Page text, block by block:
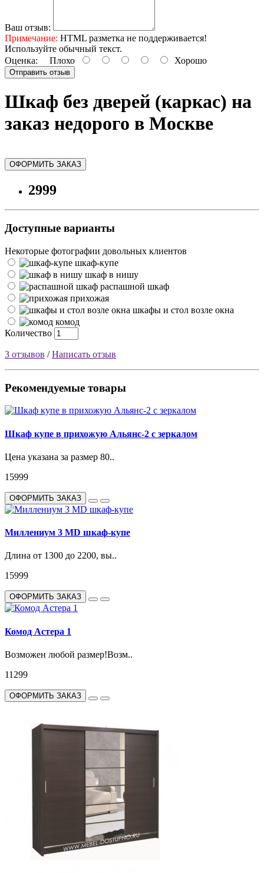
Ваш отзыв:
Примечание: HTML разметка не поддерживается!
Используйте обычный текст.
Оценка: Плохо Хорошо
Отправить отзыв
Шкаф без дверей (каркас) на
заказ недорого в Москве
ОФОРМИТЬ ЗАКАЗ
2999
Доступные варианты
Некоторые фотографии довольных клиентов
шкаф-купе
шкаф в нишу
распашной шкаф
прихожая
шкафы и стол возле окна
комод
Количество
3 отзывов /Написать отзыв
Рекомендуемые товары
Шкаф купе в прихожую Альянс-2 с зеркалом
Цена указана за размер 80..
15999
ОФОРМИТЬ ЗАКАЗ
Миллениум 3 MD шкаф-купе
Длина от 1300 до 2200, вы..
15999
ОФОРМИТЬ ЗАКАЗ
Комод Астера 1
Возможен любой размер!Возм..
11299
ОФОРМИТЬ ЗАКАЗ